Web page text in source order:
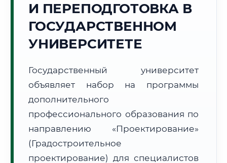
2026 г.
Погода в г. Шахты:⛅ +35°C ,Переменная облачность
🌅 Восход:05:04
📍 Региональная справка
Субъект:
Тел. код:
+7 (8636)
Почтовые индексы:
346500–346599
Часовой пояс:
И ПЕРЕПОДГОТОВКА В
ГОСУДАРСТВЕННОМ
УНИВЕРСИТЕТЕ
Государственный университет
объявляет набор на программы
дополнительного
профессионального образования по
направлению «Проектирование»
(Градостроительное
проектирование) для специалистов